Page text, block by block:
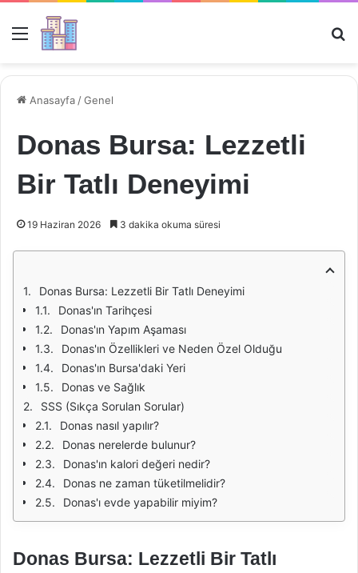
Menü
Anasayfa /Genel
Donas Bursa: Lezzetli
Bir Tatlı Deneyimi
19 Haziran 2026 3 dakika okuma süresi
Donas Bursa: Lezzetli Bir Tatlı Deneyimi
Donas'ın Tarihçesi
Donas'ın Yapım Aşaması
Donas'ın Özellikleri ve Neden Özel Olduğu
Donas'ın Bursa'daki Yeri
Donas ve Sağlık
SSS (Sıkça Sorulan Sorular)
Donas nasıl yapılır?
Donas nerelerde bulunur?
Donas'ın kalori değeri nedir?
Donas ne zaman tüketilmelidir?
Donas'ı evde yapabilir miyim?
Donas Bursa: Lezzetli Bir Tatlı